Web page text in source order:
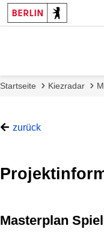
Startseite Kiezradar
zurück
Masterplan